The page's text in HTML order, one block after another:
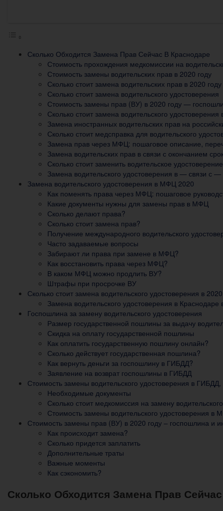
Сколько Обходится Замена Прав Сейчас В Краснодаре
Стоимость прохождения медкомиссии на
Стоимость замены водительских прав в 2020 году
Сколько стоит замена водительских прав в 2020 году
Сколько стоит замена водительского удостоверения
Стоимость замены прав (ВУ) в 2020 году —
Сколько стоит замена водительского
Замена иностранных водительских прав на
Сколько стоит медсправка для водительского
Замена прав через МФЦ: пошаговое описание,
Замена водительских прав в связи с окончанием
Сколько стоит заменить водительское
Замена водительского удостоверения в — связи с
Замена водительского удостоверения в МФЦ 2020
Как поменять права через МФЦ: пошаговое
Какие документы нужны для замены прав в МФЦ
Сколько делают права?
Сколько стоит замена прав?
Получение международного водительского
Часто задаваемые вопросы
Забирают ли права при замене в МФЦ?
Как восстановить права через МФЦ?
В каком МФЦ можно продлить ВУ?
Штрафы при просрочке ВУ
Сколько стоит замена водительского удостоверения в
Замена водительского удостоверения в
Госпошлина за замену водительского удостоверения
Размер государственной пошлины за выдачу
Скидка на оплату государственной пошлины
Как оплатить государственную пошлину онлайн?
Сколько действует государственная пошлина?
Как вернуть деньги за госпошлину в ГИБДД?
Заявление на возврат госпошлины в ГИБДД
Стоимость замены водительского удостоверения в
Необходимые документы
Сколько стоит медкомиссия на замену
Стоимость замены водительского удостоверения в
Стоимость замены прав (ВУ) в 2020 году – госпошлина и
Как происходит замена?
Сколько придется заплатить
Дополнительные траты
Важные моменты
Как сэкономить?
Сколько Обходится Замена Прав